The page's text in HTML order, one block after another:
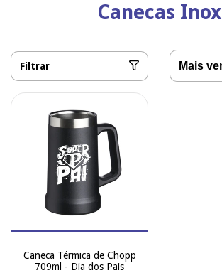
Canecas Inox
Filtrar
Caneca Térmica de Chopp
709ml - Dia dos Pais